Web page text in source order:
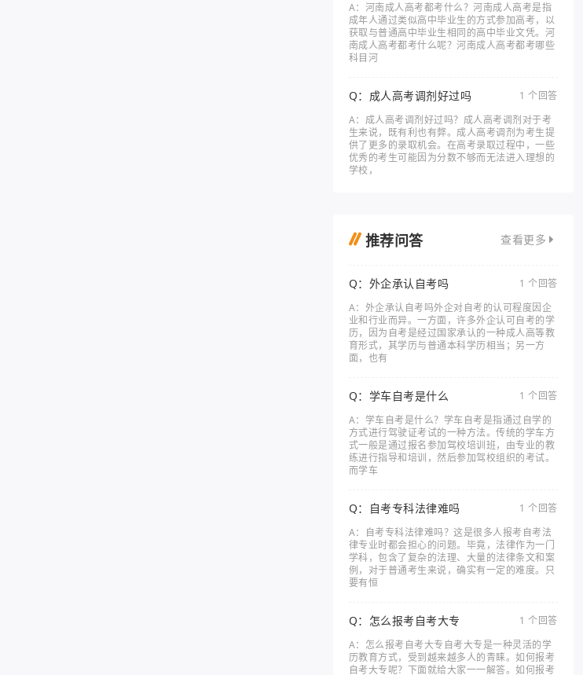
A：河南成人高考都考什么？河南成人高考是指
成年人通过类似高中毕业生的方式参加高考，以
获取与普通高中毕业生相同的高中毕业文凭。河
南成人高考都考什么呢？河南成人高考都考哪些
科目河
Q：成人高考调剂好过吗
1 个回答
A：成人高考调剂好过吗？成人高考调剂对于考
生来说，既有利也有弊。成人高考调剂为考生提
供了更多的录取机会。在高考录取过程中，一些
优秀的考生可能因为分数不够而无法进入理想的
学校，
推荐问答 查看更多
Q：外企承认自考吗
1 个回答
A：外企承认自考吗外企对自考的认可程度因企
业和行业而异。一方面，许多外企认可自考的学
历，因为自考是经过国家承认的一种成人高等教
育形式，其学历与普通本科学历相当；另一方
面，也有
Q：学车自考是什么
1 个回答
A：学车自考是什么？学车自考是指通过自学的
方式进行驾驶证考试的一种方法。传统的学车方
式一般是通过报名参加驾校培训班，由专业的教
练进行指导和培训，然后参加驾校组织的考试。
而学车
Q：自考专科法律难吗
1 个回答
A：自考专科法律难吗？这是很多人报考自考法
律专业时都会担心的问题。毕竟，法律作为一门
学科，包含了复杂的法理、大量的法律条文和案
例，对于普通考生来说，确实有一定的难度。只
要有恒
Q：怎么报考自考大专
1 个回答
A：怎么报考自考大专自考大专是一种灵活的学
历教育方式，受到越来越多人的青睐。如何报考
自考大专呢？下面就给大家一一解答。如何报考